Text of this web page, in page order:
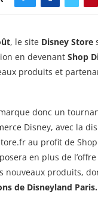
, le site Disney Store
en devenant Shop
produits et
donc un
Disney, avec la
au profit de
en plus de
nouveaux produits,
de Disneyland Paris.